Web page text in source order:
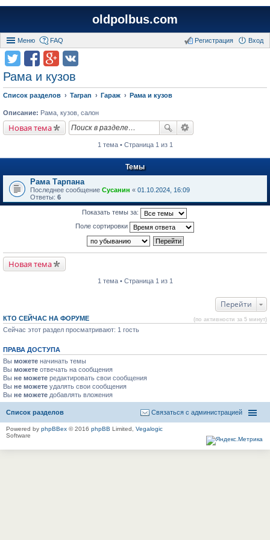
oldpolbus.com
Меню FAQ Вход
Регистрация
Рама и кузов
Список разделов Tarpan Гараж Рама и кузов
Описание: Рама, кузов, салон
Новая тема
1 тема • Страница 1 из 1
Темы
Рама Тарпана
Последнее сообщение Сусанин « 01.10.2024, 16:09
Ответы: 6
Показать темы за:
Поле сортировки
Новая тема
1 тема • Страница 1 из 1
Перейти
КТО СЕЙЧАС НА ФОРУМЕ (по активности за 5 минут)
Сейчас этот раздел просматривают: 1 гость
ПРАВА ДОСТУПА
Вы можете начинать темы
Вы можете отвечать на сообщения
Вы не можете редактировать свои сообщения
Вы не можете удалять свои сообщения
Вы не можете добавлять вложения
Список разделов Связаться с администрацией
Powered by phpBBex © 2016 phpBB Limited, Vegalogic
Software